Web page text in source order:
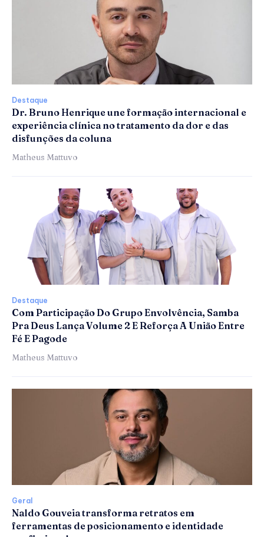
Destaque
Dr. Bruno Henrique une formação internacional e
experiência clínica no tratamento da dor e das
disfunções da coluna
Matheus Mattuvo
Destaque
Com Participação Do Grupo Envolvência, Samba
Pra Deus Lança Volume 2 E Reforça A União Entre
Fé E Pagode
Matheus Mattuvo
Geral
Naldo Gouveia transforma retratos em
ferramentas de posicionamento e identidade